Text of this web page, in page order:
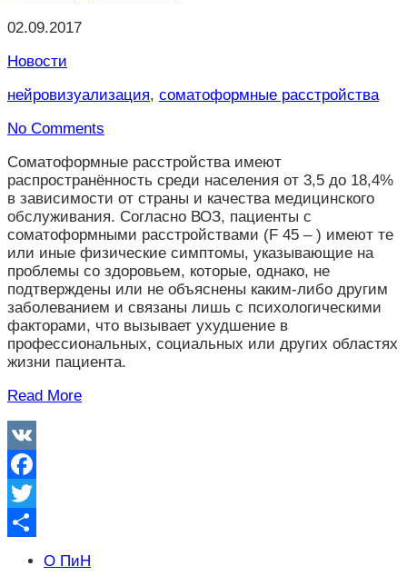
02.09.2017
Новости
нейровизуализация, соматоформные расстройства
No Comments
Соматоформные расстройства имеют
распространённость среди населения от 3,5 до 18,4%
в зависимости от страны и качества медицинского
обслуживания. Согласно ВОЗ, пациенты с
соматоформными расстройствами (F 45 – ) имеют те
или иные физические симптомы, указывающие на
проблемы со здоровьем, которые, однако, не
подтверждены или не объяснены каким-либо другим
заболеванием и связаны лишь с психологическими
факторами, что вызывает ухудшение в
профессиональных, социальных или других областях
жизни пациента.
Read More
VK
Facebook
Twitter
Отправить
О ПиН